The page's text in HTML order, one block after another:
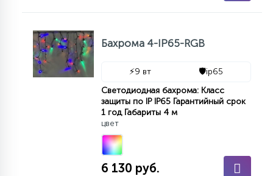
Бахрома 4-IP65-RGB
⚡9 вт 🛡️ip65
Светодиодная бахрома: Класс
защиты по IP IP65 Гарантийный срок
1 год Габариты 4 м
цвет
6 130 руб.